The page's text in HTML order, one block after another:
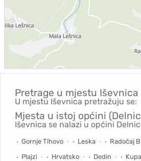
Pretrage u mjestu Iševnica
U mjestu Iševnica pretražuju se:
Mjesta u istoj općini
Iševnica se nalazi u općini
Gornje Tihovo Leska Radočaj
Plajzi
Hrvatsko Dedin Kupa